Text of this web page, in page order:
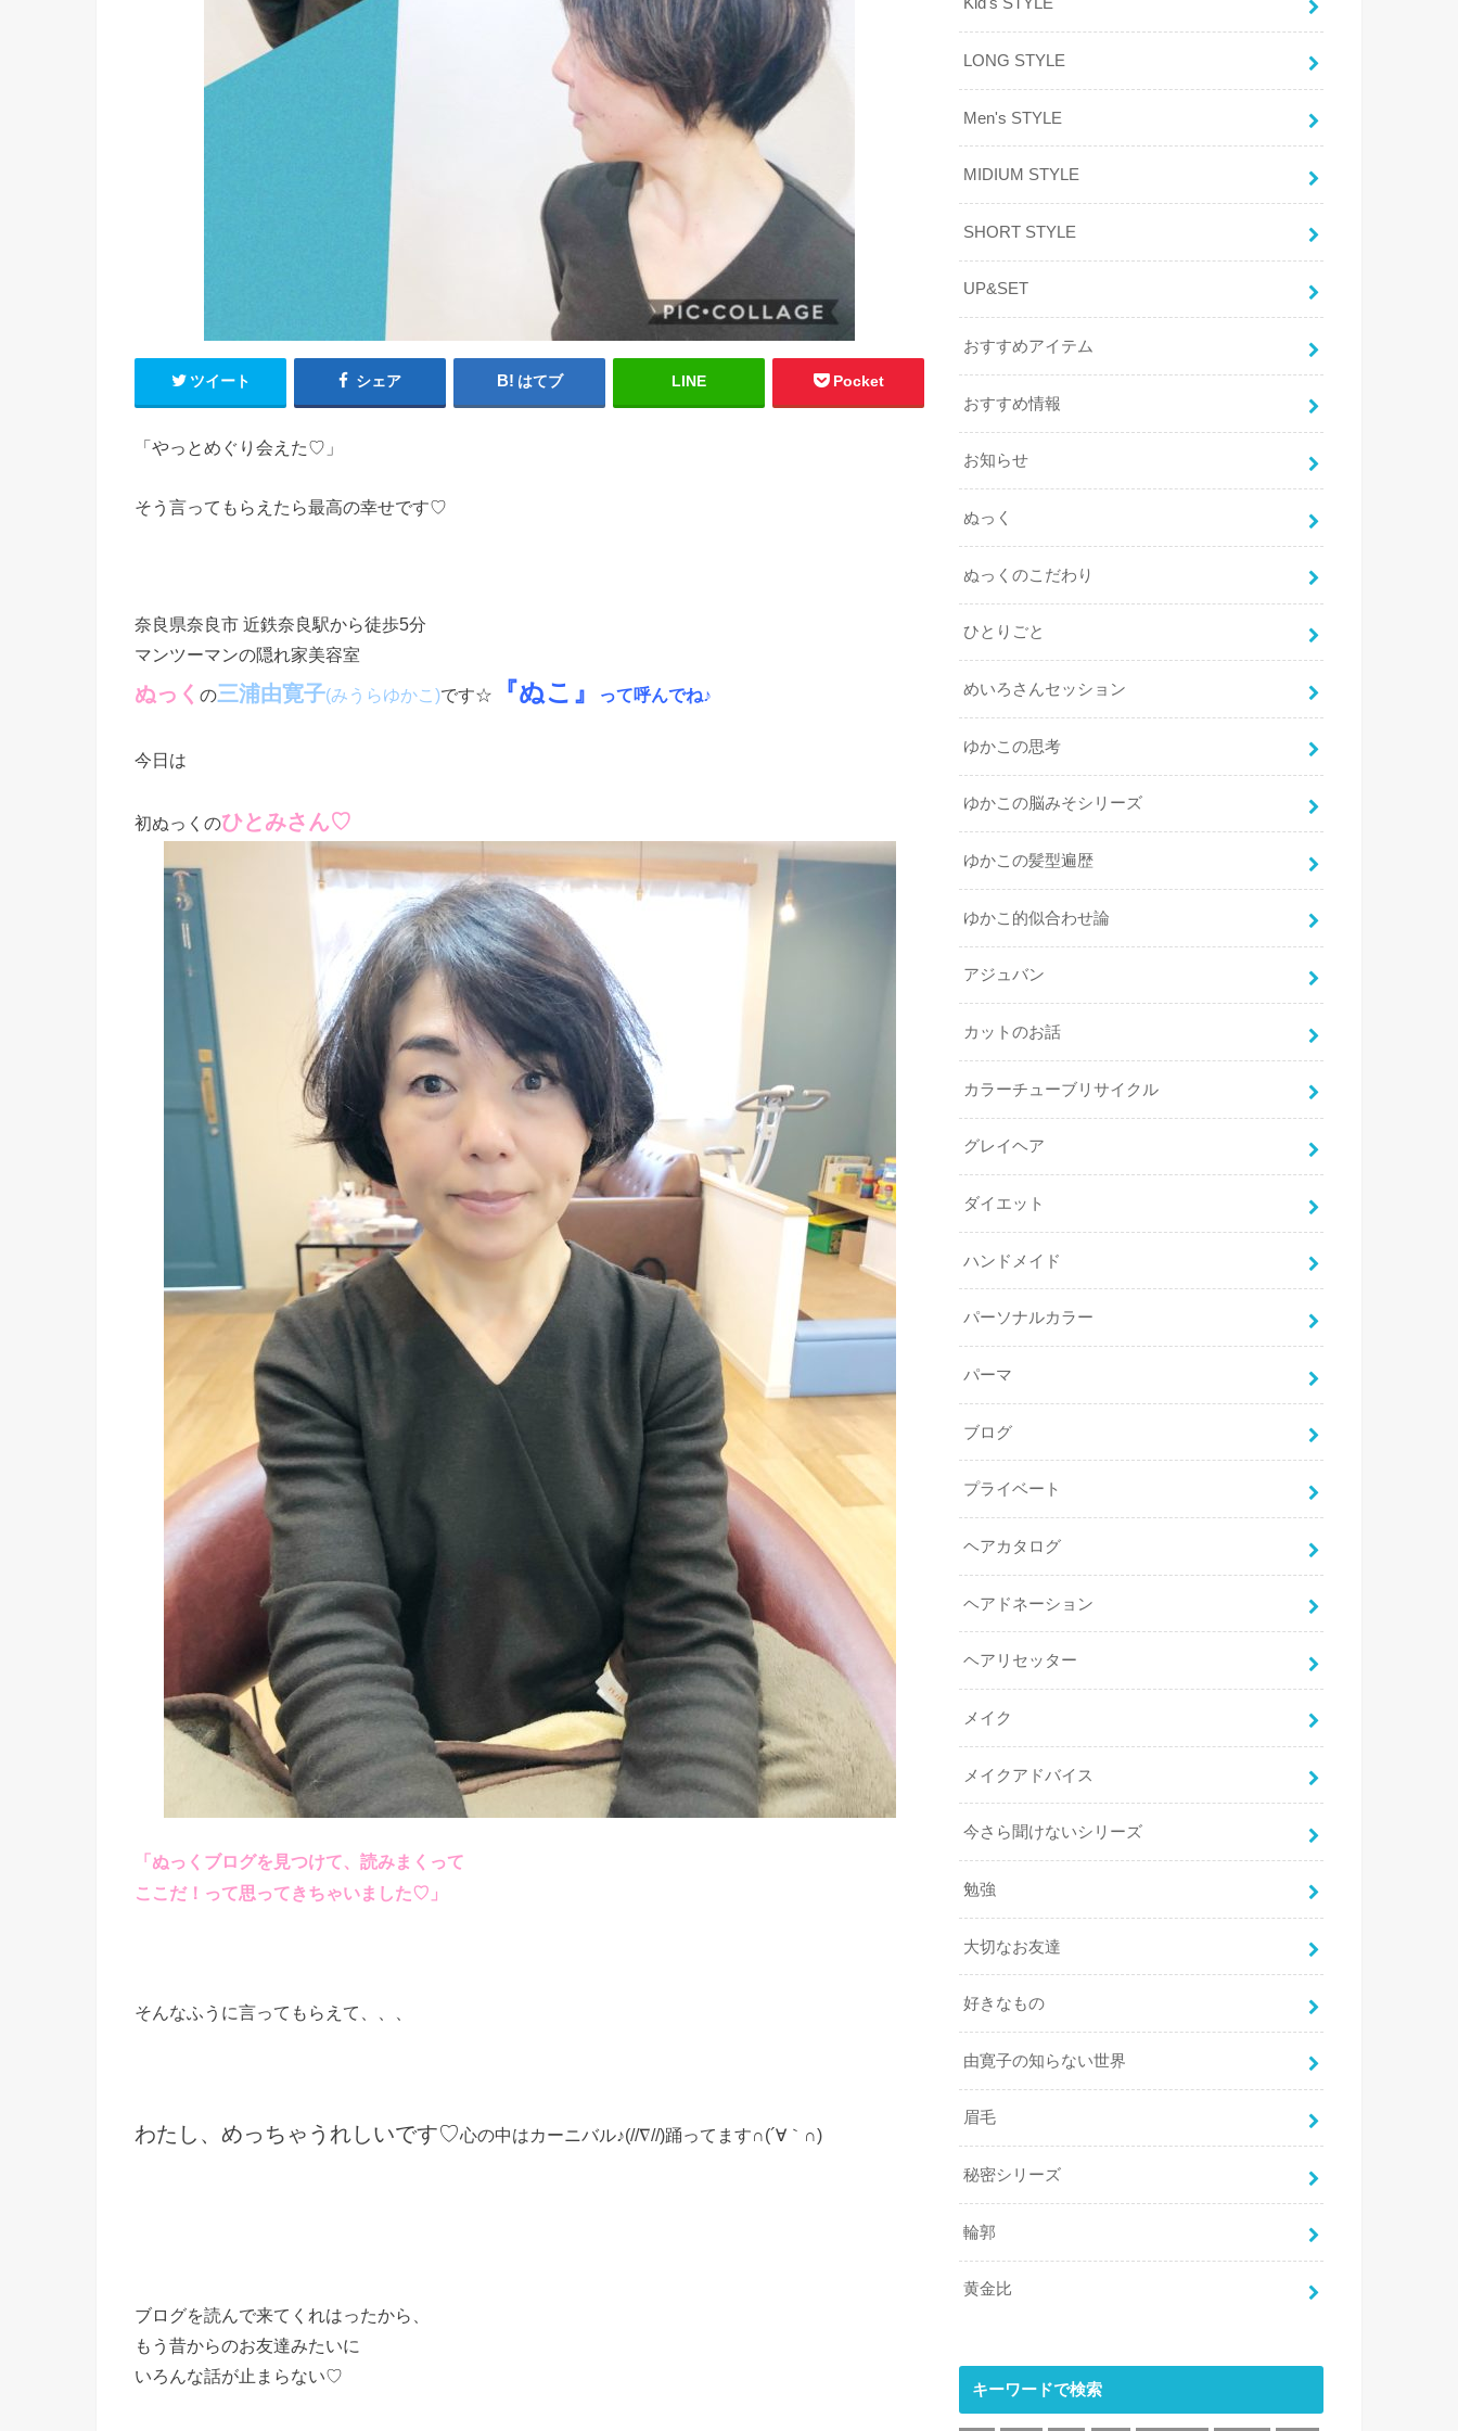
ツイート シェア はてブ LINE Pocket
「やっとめぐり会えた♡」
そう言ってもらえたら最高の幸せです♡
奈良県奈良市 近鉄奈良駅から徒歩5分
マンツーマンの隠れ家美容室
ぬっく の三浦由寛子(みうらゆかこ)です☆ 『ぬこ』 って呼んでね♪
今日は
初ぬっくのひとみさん♡
「ぬっくブログを見つけて、読みまくって
ここだ！って思ってきちゃいました♡」
そんなふうに言ってもらえて、、、
わたし、めっちゃうれしいです♡心の中はカーニバル♪(//∇//)踊ってます∩(´∀｀∩)
ブログを読んで来てくれはったから、
もう昔からのお友達みたいに
いろんな話が止まらない♡
Kid's STYLE
LONG STYLE
Men's STYLE
MIDIUM STYLE
SHORT STYLE
UP&SET
おすすめアイテム
おすすめ情報
お知らせ
ぬっく
ぬっくのこだわり
ひとりごと
めいろさんセッション
ゆかこの思考
ゆかこの脳みそシリーズ
ゆかこの髪型遍歴
ゆかこ的似合わせ論
アジュバン
カットのお話
カラーチューブリサイクル
グレイヘア
ダイエット
ハンドメイド
パーソナルカラー
パーマ
ブログ
プライベート
ヘアカタログ
ヘアドネーション
ヘアリセッター
メイク
メイクアドバイス
今さら聞けないシリーズ
勉強
大切なお友達
好きなもの
由寛子の知らない世界
眉毛
秘密シリーズ
輪郭
黄金比
キーワードで検索